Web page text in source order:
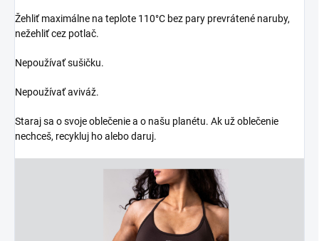
Žehliť maximálne na teplote 110°C bez pary prevrátené naruby,
nežehliť cez potlač.
Nepoužívať sušičku.
Nepoužívať aviváž.
Staraj sa o svoje oblečenie a o našu planétu. Ak už oblečenie
nechceš, recykluj ho alebo daruj.